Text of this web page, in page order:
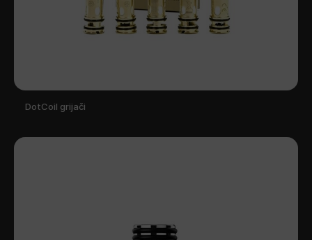
DotCoil grijači